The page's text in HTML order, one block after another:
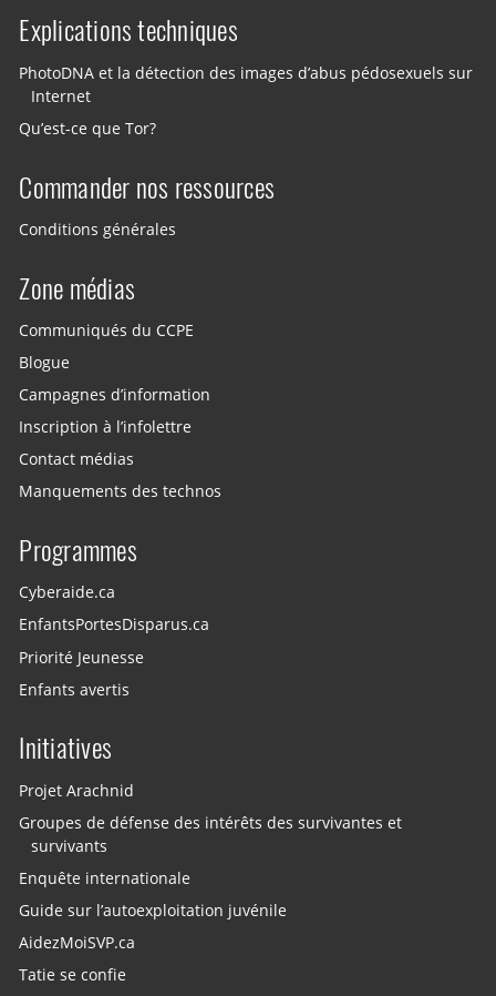
Explications techniques
PhotoDNA et la détection des images d’abus pédosexuels sur
Internet
Qu’est-ce que Tor?
Commander nos ressources
Conditions générales
Zone médias
Communiqués du CCPE
Blogue
Campagnes d’information
Inscription à l’infolettre
Contact médias
Manquements des technos
Programmes
Cyberaide.ca
EnfantsPortesDisparus.ca
Priorité Jeunesse
Enfants avertis
Initiatives
Projet Arachnid
Groupes de défense des intérêts des survivantes et
survivants
Enquête internationale
Guide sur l’autoexploitation juvénile
AidezMoiSVP.ca
Tatie se confie